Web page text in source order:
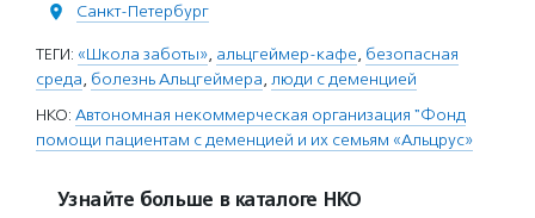
Санкт-Петербург
ТЕГИ: «Школа заботы», альцгеймер-кафе, безопасная
среда, болезнь Альцгеймера, люди с деменцией
НКО: Автономная некоммерческая организация "Фонд
помощи пациентам с деменцией и их семьям «Альцрус»
Узнайте больше в каталоге НКО